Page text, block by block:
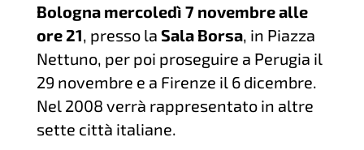
Bologna mercoledì 7 novembre alle
ore 21, presso la Sala Borsa, in Piazza
Nettuno, per poi proseguire a Perugia il
29 novembre e a Firenze il 6 dicembre.
Nel 2008 verrà rappresentato in altre
sette città italiane.